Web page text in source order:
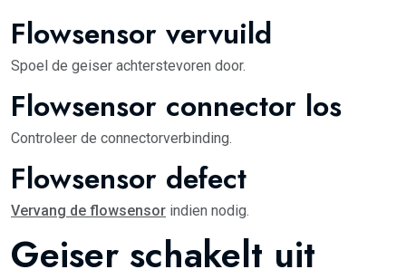
Flowsensor vervuild
Spoel de geiser achterstevoren door.
Flowsensor connector los
Controleer de connectorverbinding.
Flowsensor defect
Vervang de flowsensor indien nodig.
Geiser schakelt uit